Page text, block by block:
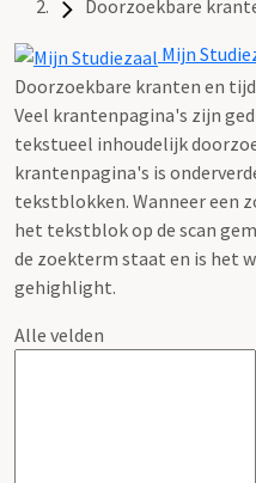
Doorzoekbare
Mijn
Doorzoekbare kranten en
Veel krantenpagina's zijn
tekstueel inhoudelijk
krantenpagina's is
tekstblokken. Wanneer een
het tekstblok op de scan
de zoekterm staat en is het
gehighlight.
Alle velden